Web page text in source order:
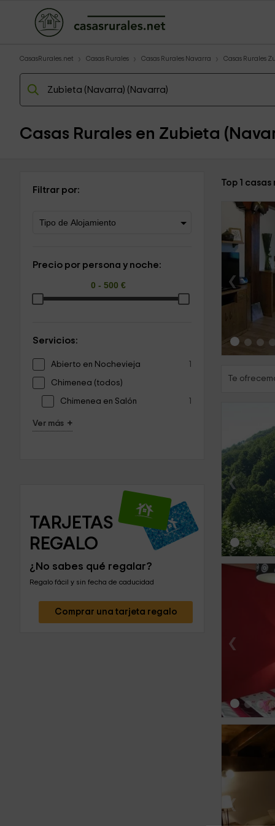
CasasRurales.net Casas Rurales Casas Rurales Navarra Casas Rurales
Casas Rurales en Zubieta
Filtrar por:
Precio por persona y noche:
Servicios:
Abierto en Nochevieja 1
Chimenea (todos)
Chimenea en Salón 1
Ver más +
TARJETAS
REGALO
¿No sabes qué regalar?
Regalo fácil y sin fecha de caducidad
Comprar una tarjeta regalo
Top 1
‹
Te
‹
‹
‹